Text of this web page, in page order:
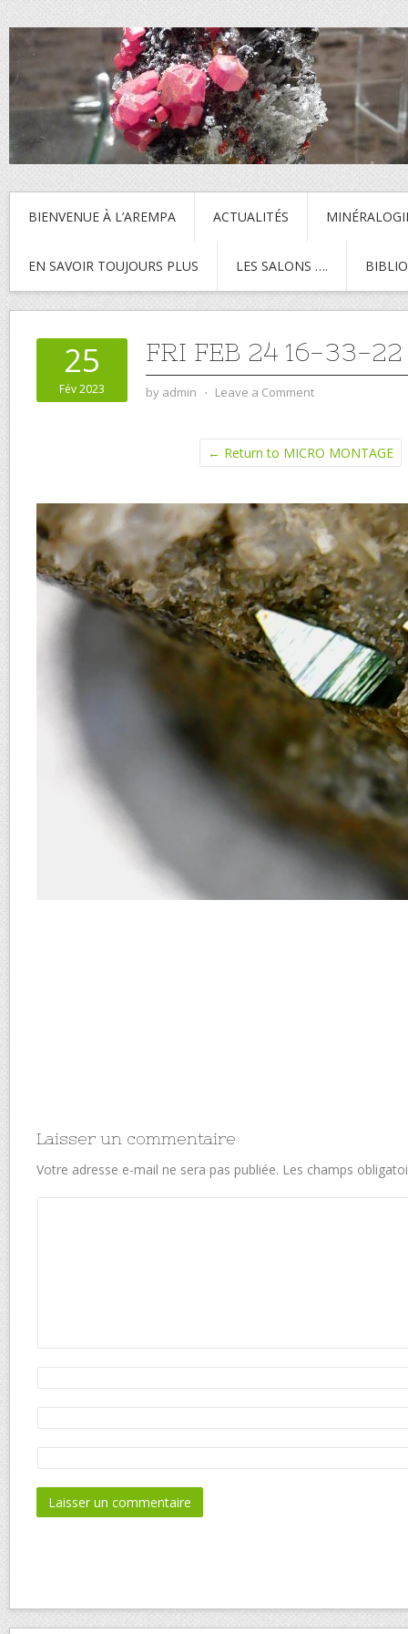
BIENVENUE À L’AREMPA ACTUALITÉS
EN SAVOIR TOUJOURS PLUS LES SALONS ….
25
Fév 2023
FRI FEB 24 16-33-22
by admin ⋅ Leave a Comment
← Return to MICRO MONTAGE
Laisser un commentaire
Votre adresse e-mail ne sera pas publiée. Les champs